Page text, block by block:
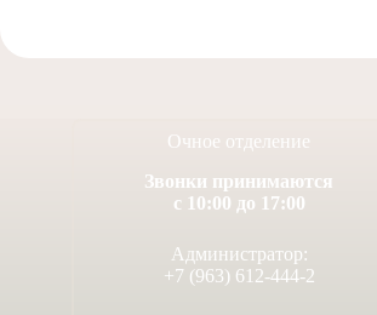
Очное отделение
Звонки принимаются
с 10:00 до 17:00
Администратор:
+7 (963) 612-444-2